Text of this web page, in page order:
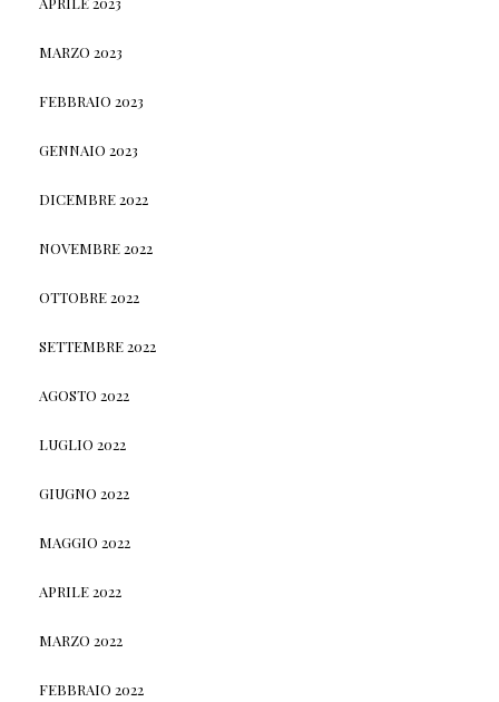
MARZO 2023
FEBBRAIO 2023
GENNAIO 2023
DICEMBRE 2022
NOVEMBRE 2022
OTTOBRE 2022
SETTEMBRE 2022
AGOSTO 2022
LUGLIO 2022
GIUGNO 2022
MAGGIO 2022
APRILE 2022
MARZO 2022
FEBBRAIO 2022